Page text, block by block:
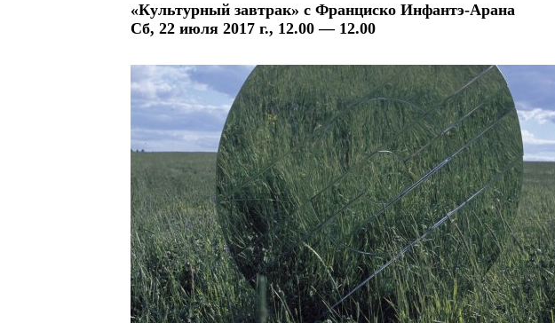
«Культурный завтрак» с Франциско Инфантэ-Арана
Сб, 22 июля 2017 г., 12.00 — 12.00